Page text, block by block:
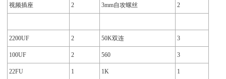
视频插座 2 3mm自攻螺丝 2
2200UF 2 50K双连 3
100UF 2 560 3
22FU 1 1K 1